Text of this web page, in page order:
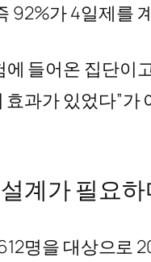
92%가 4일제를
들어온 집단이
과가 있었다”
계가 필요
명을 대상으로